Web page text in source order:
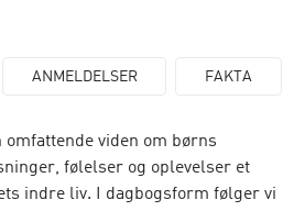
ANMELDELSER FAKTA
viden om børns
følelser og oplevelser et
indre liv. I dagbogsform følger vi